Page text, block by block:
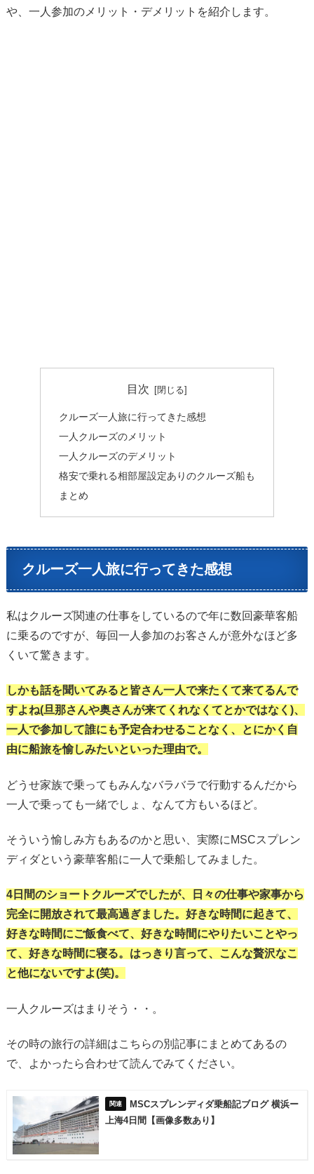
や、一人参加のメリット・デメリットを紹介します。
目次
クルーズ一人旅に行ってきた感想
一人クルーズのメリット
一人クルーズのデメリット
格安で乗れる相部屋設定ありのクルーズ船も
まとめ
クルーズ一人旅に行ってきた感想
私はクルーズ関連の仕事をしているので年に数回豪華客船
に乗るのですが、毎回一人参加のお客さんが意外なほど多
くいて驚きます。
しかも話を聞いてみると皆さん一人で来たくて来てるんで
すよね(旦那さんや奥さんが来てくれなくてとかではなく)、
一人で参加して誰にも予定合わせることなく、とにかく自
由に船旅を愉しみたいといった理由で。
どうせ家族で乗ってもみんなバラバラで行動するんだから
一人で乗っても一緒でしょ、なんて方もいるほど。
そういう愉しみ方もあるのかと思い、実際にMSCスプレン
ディダという豪華客船に一人で乗船してみました。
4日間のショートクルーズでしたが、日々の仕事や家事から
完全に開放されて最高過ぎました。好きな時間に起きて、
好きな時間にご飯食べて、好きな時間にやりたいことやっ
て、好きな時間に寝る。はっきり言って、こんな贅沢なこ
と他にないですよ(笑)。
一人クルーズはまりそう・・。
その時の旅行の詳細はこちらの別記事にまとめてあるの
で、よかったら合わせて読んでみてください。
MSCスプレンディダ乗船記ブログ 横浜ー
上海4日間【画像多数あり】